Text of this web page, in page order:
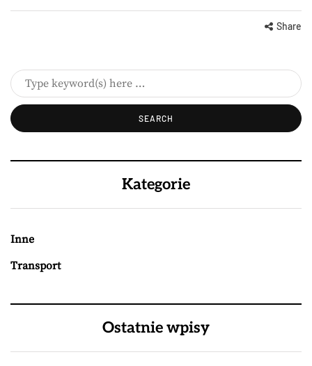
Share
Kategorie
Inne
Transport
Ostatnie wpisy